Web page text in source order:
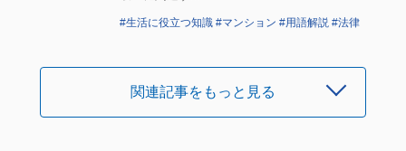
#生活に役立つ知識 #マンション #用語解説 #法律
関連記事をもっと見る